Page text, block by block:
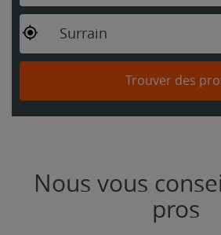
Surrain
Trouver des
Nous vous
pros